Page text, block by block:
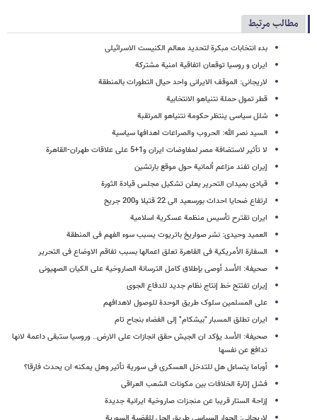
مطالب مرتبط
بدء انتخابات مبکرة لتحدید معالم الکنیست الاسرائیلی
ایران و روسیا توقعان اتفاقیة امنیة مشترکة
لاریجانی: الموقف الایرانی واحد حیال التطورات بالمنطقة
قطر تمول حملة نتنیاهو الانتخابیة
شلل سیاسی ینتظر حکومة نتنیاهو المرتقبة
السید نصر الله: الحروب والصراعات اهدافها سیاسیة
لا تأثیر لاستضافة مصر لمفاوضات ایران و1+5 على علاقات طهران-القاهرة
إیران تفند مزاعم ألمانیة حول موقع بارتشین
قیادی بمیدان التحریر یعلن تشکیل مجلس قیادة الثورة
ارتفاع ضحایا احداث بورسعید الى 22 قتیلا و200 جریح
ایران تقترح تأسیس منظمة عسکریة اسلامیة
العمید وحیدی: نشر صواریخ باتریوت یسبب سوء الفهم فی المنطقة
السفارة الأمریکیة فی القاهرة تعلق اعمالها بسبب تفاقم الاوضاع فی التحریر
صحیفة: الأسد أوصی بإطلاق کامل الترسانة الصاروخیة علی الکیان الصهیونی
إیران تفتتح خط إنتاج نظام جدید للدفاع الجوی
على المسلمین سلوک طریق الوحدة للوصول لاهدافهم
ایران تطلق المسبار "بیشکام" إلى الفضاء بنجاح تام
صحیفة: الأسد یؤکد ان الجیش حقق انجازات على الارض.. وروسیا ستبقى داعمة لانها
تدافع عن نفسها
أوباما یتساءل هل للتدخل العسکری فی سوریة تأثیر وهل یمکنه ان یحدث فارقا؟
فشل إثارة الخلافات بین مکونات الشعب العراقی
إزاحة الستار قریبا عن منجزات صاروخیة ایرانیة جدیدة